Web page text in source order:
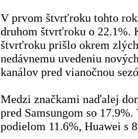
V prvom štvrťroku tohto
druhom štvrťroku o 22.1%.
štvrťroku prišlo okrem
nedávnemu uvedeniu
kanálov pred vianočnou
Medzi značkami naďalej
pred Samsungom so
podielom 11.6%, Huawei s